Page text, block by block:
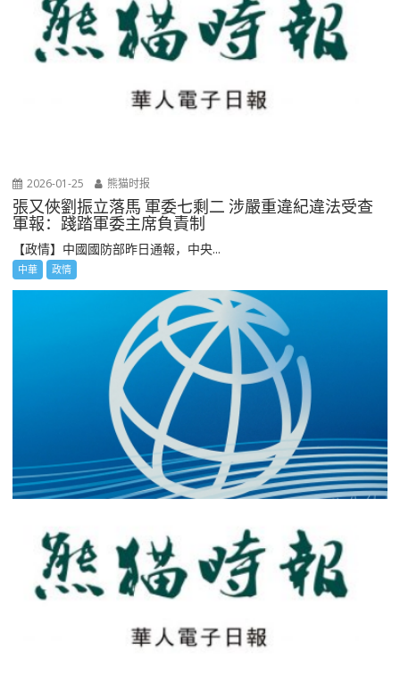
2026-01-25 熊猫时报
張又俠劉振立落馬 軍委七剩二 涉嚴重違紀違法受查
軍報：踐踏軍委主席負責制
【政情】中國國防部昨日通報，中央...
中華 政情